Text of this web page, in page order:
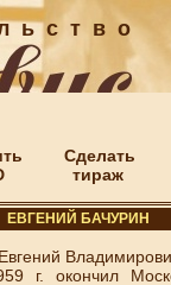
ь с т в о
Сделать
тираж
ЕВГЕНИЙ БАЧУРИН